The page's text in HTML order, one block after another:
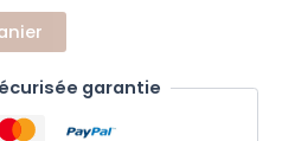
garantie